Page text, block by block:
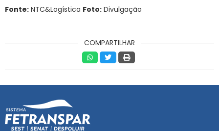
Fonte: NTC&Logística Foto: Divulgação
COMPARTILHAR